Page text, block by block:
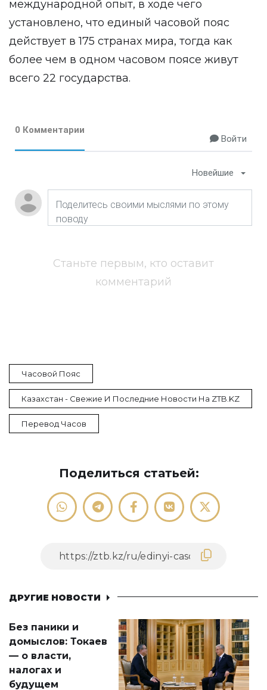
международной опыт, в ходе чего
установлено, что единый часовой пояс
действует в 175 странах мира, тогда как
более чем в одном часовом поясе живут
всего 22 государства.
0 Комментарии
Войти
Новейшие
Станьте первым, кто оставит
комментарий
Часовой Пояс
Казахстан - Свежие И Последние Новости На ZTB.KZ
Перевод Часов
Поделиться статьей:
ДРУГИЕ НОВОСТИ
Без паники и
домыслов: Токаев
— о власти,
налогах и
будущем